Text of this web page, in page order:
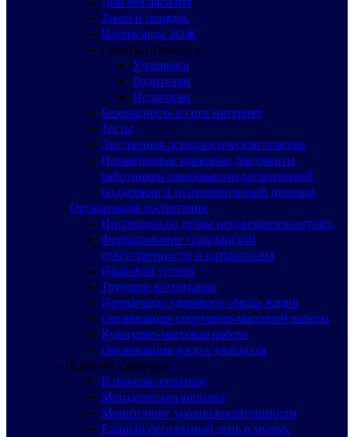
Закон и порядок
Пропаганда ЗОЖ
Советы психолога
Учащимся
Родителям
Педагогам
Безопасность в сети интернет
Тесты
Экстренная психологическая помощь
Нормативные правовые документы
работников социально-педагогической
поддержки и психологической помощи
Организация воспитания
Инспекция по делам несовершеннолетних
Формирование гражданской
ответственности и патриотизма
Правовой уголок
Трудовое воспитание
Пропаганда здорового образа жизни
Организация спортивно-массовой работы
Культурно-массовая работа
Организация досуга учащихся
Кабинет куратора
В помощь куратору
Методическая копилка
Мониторинг уровня воспитанности
Единый бесплатный день в музеях